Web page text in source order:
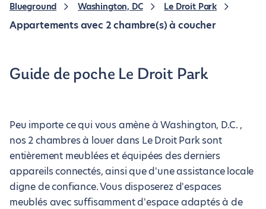
Blueground Washington, DC Le Droit Park
Appartements avec 2 chambre(s) à coucher
Guide de poche Le Droit Park
Peu importe ce qui vous amène à Washington, D.C. ,
nos 2 chambres à louer dans Le Droit Park sont
entièrement meublées et équipées des derniers
appareils connectés, ainsi que d'une assistance locale
digne de confiance. Vous disposerez d'espaces
meublés avec suffisamment d'espace adaptés à de